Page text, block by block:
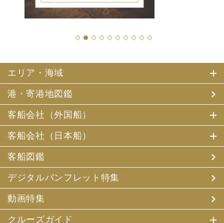
1 2 3 4 5 6 7 8 9 10
エリア・海域
港・寄港地図鑑
客船会社（外国船）
客船会社（日本船）
客船図鑑
デジタルパンフレット特集
動画特集
クルーズガイド